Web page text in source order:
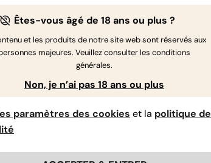
Si vous avez d'autres questions
Êtes-vous âgé de 18 ans ou plus ?
et les produits de notre site web sont réservés aux
majeures. Veuillez consulter les conditions
générales.
Non, je n’ai pas 18 ans ou plus
paramètres des cookies et la politique de